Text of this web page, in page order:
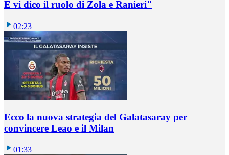
E vi dico il ruolo di Zola e Ranieri"
02:23
Ecco la nuova strategia del Galatasaray per
convincere Leao e il Milan
01:33